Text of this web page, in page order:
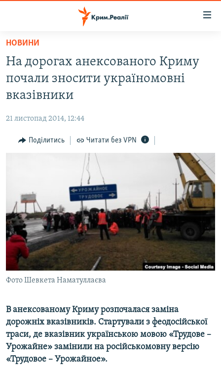
Перейти
основного
матеріалу
Перейти
до
основної
Перейти
ВОДА.КРИМ
ВІДЕО ТА ФОТО
БЛОГИ
ПОГЛЯД
СПЕЦПРОЕКТИ
ДЕПОРТАЦІЯ
ВІДЕОУРОКИ «ELIFBE»
СВІДЧЕННЯ ОКУПАЦІЇ
УКРАЇНСЬКА ПРОБЛЕМА КРИМУ
ІНФОГРАФІКА
ЯК ОБІЙТИ БЛОКУВАННЯ
Русский
Qırımtatar
ДОЛУЧАЙСЯ!
Усі сайти RFE/RL
НОВИНИ
На дорогах анексованого Криму
почали зносити україномовні
вказівники
21 листопад 2014, 12:44
Поділитись Читати без VPN
Фото Шевкета Наматуллаєва
В анексованому Криму розпочалася заміна
дорожніх вказівників. Стартували з феодосійської
траси, де вказівник українською мовою «Трудове –
Урожайне» замінили на російськомовну версію
«Трудовое – Урожайное».